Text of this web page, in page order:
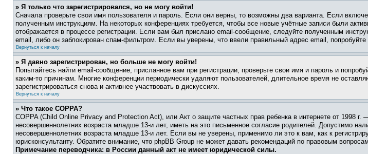
» Я только что зарегистрировался, но не могу войти!
Сначала проверьте свои имя пользователя и пароль. Если они верны, то возможны два варианта. Если
полученным инструкциям. На некоторых конференциях требуется, чтобы все новые учётные записи были
отображается в процессе регистрации. Если вам был прислано email-сообщение, следуйте полученным
email, либо он заблокирован спам-фильтром. Если вы уверены, что ввели правильный адрес email, попробуйте
Вернуться к началу
» Я давно зарегистрирован, но больше не могу войти!
Попытайтесь найти email-сообщение, присланное вам при регистрации, проверьте свои имя и пароль и
каким-то причинам. Многие конференции периодически удаляют пользователей, длительное время не
зарегистрироваться снова и активнее участвовать в дискуссиях.
Вернуться к началу
» Что такое COPPA?
COPPA (Child Online Privacy and Protection Act), или Акт о защите частных прав ребенка в интернете от 1998
несовершеннолетних возраста младше 13-и лет, иметь на это письменное согласие родителей. Допустимо
несовершеннолетних возраста младше 13-и лет. Если вы не уверены, применимо ли это к вам, как к
юрисконсультанту. Обратите внимание, что phpBB Group не может давать рекомендаций по правовым
Примечание переводчика: в России данный акт не имеет юридической силы.